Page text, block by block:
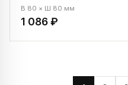
В 80 × Ш 80 мм
1 086 ₽